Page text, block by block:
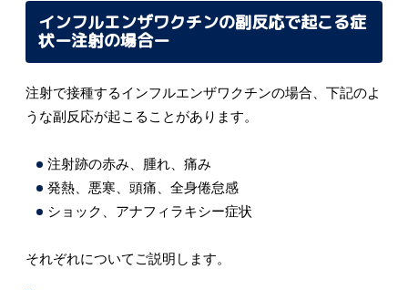
インフルエンザワクチンの副反応で起こる症
状ー注射の場合ー
注射で接種するインフルエンザワクチンの場合、下記のよ
うな副反応が起こることがあります。
注射跡の赤み、腫れ、痛み
発熱、悪寒、頭痛、全身倦怠感
ショック、アナフィラキシー症状
それぞれについてご説明します。